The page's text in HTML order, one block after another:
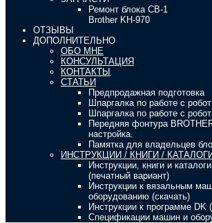
Ремонт блока CB-1
Brother KH-970
ОТЗЫВЫ
ДОПОЛНИТЕЛЬНО
ОБО МНЕ
КОНСУЛЬТАЦИЯ
КОНТАКТЫ
СТАТЬИ
Предпродажная подготовка
Шпаргалка по работе с
Шпаргалка по работе с
Передняя фонтура
настройка.
Памятка для владельцев
ИНСТРУКЦИИ / КНИГИ /
Инструкции, книги и
(печатный вариант)
Инструкции к вязальным
оборудованию (скачать)
Инструкции к программе DK
Спецификации машин и